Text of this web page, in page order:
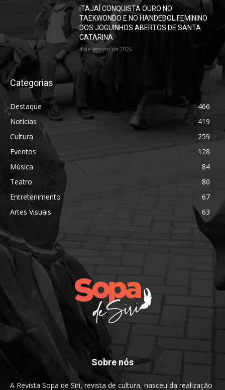
ITAJAÍ CONQUISTA OURO NO
TAEKWONDO E NO HANDEBOL FEMININO
DOS JOGUINHOS ABERTOS DE SANTA
CATARINA
4 de agosto de 2026
Categorias
Destaque
466
Notícias
419
Cultura
259
Eventos
128
Música
84
Teatro
80
Entretenimento
67
Artes Visuais
63
Sobre nós
A Revista Sopa de Siri, revista de cultura, nasceu da realização